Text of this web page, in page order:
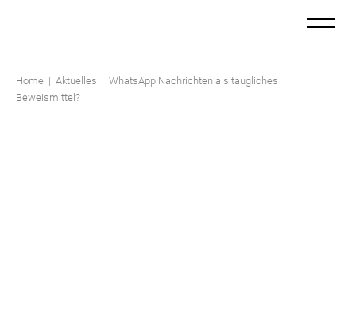
TEAM
Home | Aktuelles | WhatsApp Nachrichten als taugliches
Beweismittel?